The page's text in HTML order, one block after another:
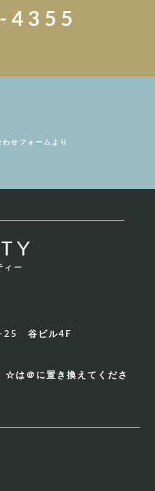
4355
せフォームより
谷ビル4F
＠に置き換えてくださ